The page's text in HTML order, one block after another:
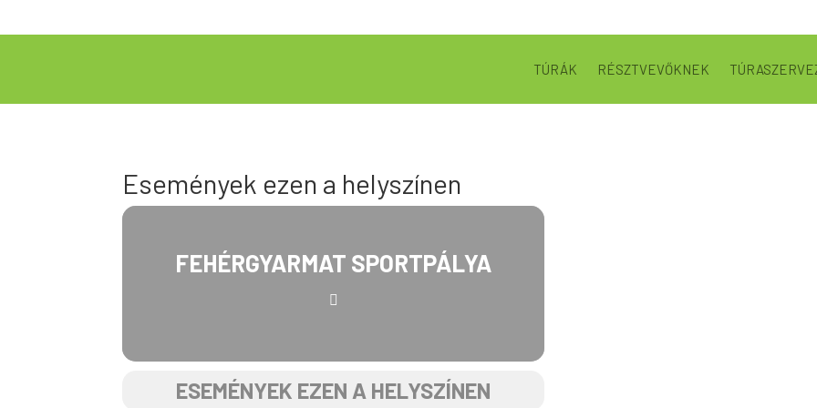
TÚRÁK RÉSZTVEVŐKNEK
Események ezen a helyszínen
FEHÉRGYARMAT SPORTPÁLYA
ESEMÉNYEK EZEN A HELYSZÍNEN